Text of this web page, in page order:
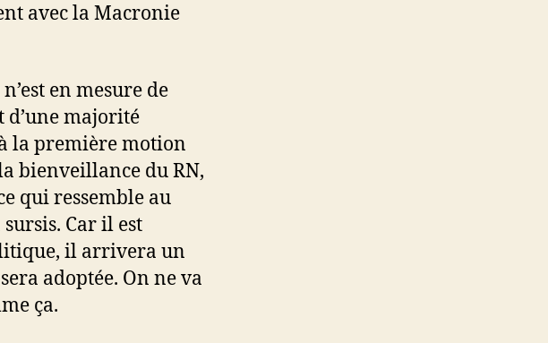
avec la Macronie
en mesure de
majorité
la première motion
bienveillance du RN,
qui ressemble au
Car il est
il arrivera un
adoptée. On ne va
ça.